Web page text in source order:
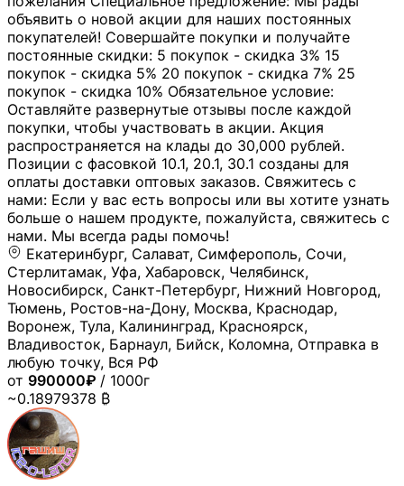
объявить о новой акции для наших постоянных
покупателей! Совершайте покупки и получайте
постоянные скидки: 5 покупок - скидка 3% 15
покупок - скидка 5% 20 покупок - скидка 7% 25
покупок - скидка 10% Обязательное условие:
Оставляйте развернутые отзывы после каждой
покупки, чтобы участвовать в акции. Акция
распространяется на клады до 30,000 рублей.
Позиции с фасовкой 10.1, 20.1, 30.1 созданы для
оплаты доставки оптовых заказов. Свяжитесь с
нами: Если у вас есть вопросы или вы хотите узнать
больше о нашем продукте, пожалуйста, свяжитесь с
нами. Мы всегда рады помочь!
Екатеринбург, Салават, Симферополь, Сочи,
Стерлитамак, Уфа, Хабаровск, Челябинск,
Новосибирск, Санкт-Петербург, Нижний Новгород,
Тюмень, Ростов-на-Дону, Москва, Краснодар,
Воронеж, Тула, Калининград, Красноярск,
Владивосток, Барнаул, Бийск, Коломна, Отправка в
любую точку, Вся РФ
от 990000₽ / 1000г
~0.18979378 ₿